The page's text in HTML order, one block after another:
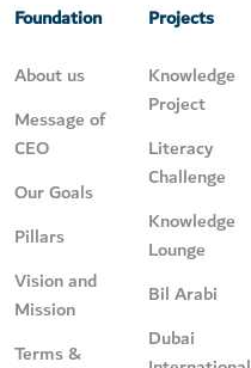
Foundation
About us
Message of
CEO
Our Goals
Pillars
Vision and
Mission
Terms &
Projects
Knowledge
Project
Literacy
Challenge
Knowledge
Lounge
Bil Arabi
Dubai